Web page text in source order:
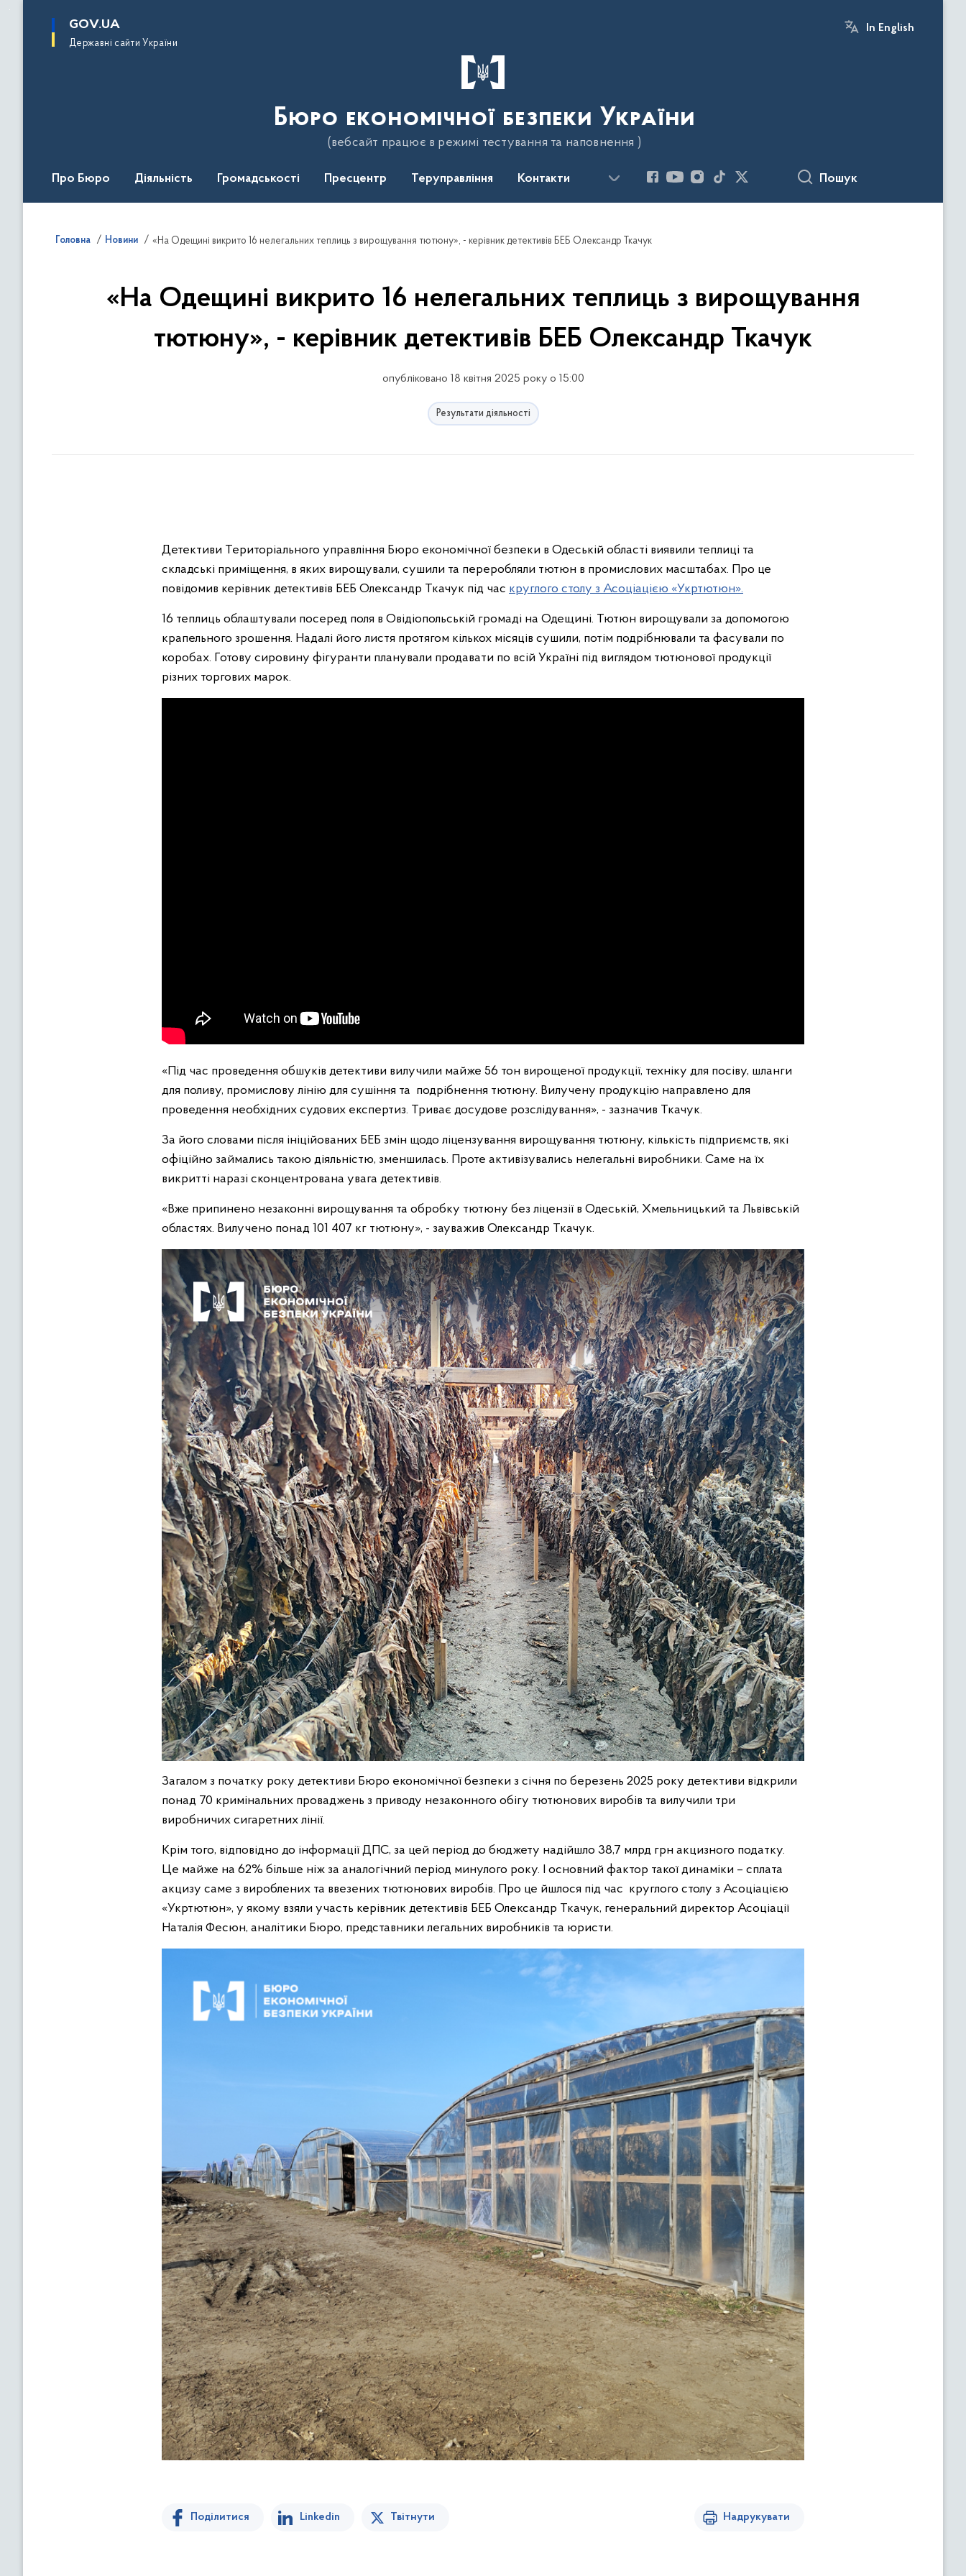
основного
GOV.UA
Державні сайти України
In English
Бюро економічної безпеки України
(вебсайт працює в режимі тестування та наповнення )
Про Бюро Діяльність Громадськості Пресцентр Теруправління Контакти Пошук
Головна Новини «На Одещині викрито 16 нелегальних теплиць з вирощування тютюну», - керівник детективів БЕБ Олександр Ткачук
«На Одещині викрито 16 нелегальних теплиць з вирощування
тютюну», - керівник детективів БЕБ Олександр Ткачук
опубліковано 18 квітня 2025 року о 15:00
Результати діяльності
Детективи Територіального управління Бюро економічної безпеки в Одеській області виявили теплиці та
складські приміщення, в яких вирощували, сушили та переробляли тютюн в промислових масштабах. Про це
повідомив керівник детективів БЕБ Олександр Ткачук під час круглого столу з Асоціацією «Укртютюн».
16 теплиць облаштували посеред поля в Овідіопольській громаді на Одещині. Тютюн вирощували за допомогою
крапельного зрошення. Надалі його листя протягом кількох місяців сушили, потім подрібнювали та фасували по
коробах. Готову сировину фігуранти планували продавати по всій Україні під виглядом тютюнової продукції
різних торгових марок.
«Під час проведення обшуків детективи вилучили майже 56 тон вирощеної продукції, техніку для посіву, шланги
для поливу, промислову лінію для сушіння та подрібнення тютюну. Вилучену продукцію направлено для
проведення необхідних судових експертиз. Триває досудове розслідування», - зазначив Ткачук.
За його словами після ініційованих БЕБ змін щодо ліцензування вирощування тютюну, кількість підприємств, які
офіційно займались такою діяльністю, зменшилась. Проте активізувались нелегальні виробники. Саме на їх
викритті наразі сконцентрована увага детективів.
«Вже припинено незаконні вирощування та обробку тютюну без ліцензії в Одеській, Хмельницький та Львівській
областях. Вилучено понад 101 407 кг тютюну», - зауважив Олександр Ткачук.
Загалом з початку року детективи Бюро економічної безпеки з січня по березень 2025 року детективи відкрили
понад 70 кримінальних проваджень з приводу незаконного обігу тютюнових виробів та вилучили три
виробничих сигаретних лінії.
Крім того, відповідно до інформації ДПС, за цей період до бюджету надійшло 38,7 млрд грн акцизного податку.
Це майже на 62% більше ніж за аналогічний період минулого року. І основний фактор такої динаміки – сплата
акцизу саме з вироблених та ввезених тютюнових виробів. Про це йшлося під час круглого столу з Асоціацією
«Укртютюн», у якому взяли участь керівник детективів БЕБ Олександр Ткачук, генеральний директор Асоціації
Наталія Фесюн, аналітики Бюро, представники легальних виробників та юристи.
Поділитися Linkedin Твітнути Надрукувати